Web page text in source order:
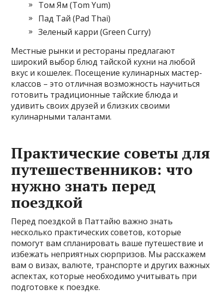
Том Ям (Tom Yum)
Пад Тай (Pad Thai)
Зеленый карри (Green Curry)
Местные рынки и рестораны предлагают
широкий выбор блюд тайской кухни на любой
вкус и кошелек. Посещение кулинарных мастер-
классов – это отличная возможность научиться
готовить традиционные тайские блюда и
удивить своих друзей и близких своими
кулинарными талантами.
Практические советы для
путешественников: что
нужно знать перед
поездкой
Перед поездкой в Паттайю важно знать
несколько практических советов, которые
помогут вам спланировать ваше путешествие и
избежать неприятных сюрпризов. Мы расскажем
вам о визах, валюте, транспорте и других важных
аспектах, которые необходимо учитывать при
подготовке к поездке.